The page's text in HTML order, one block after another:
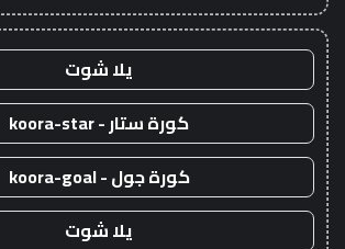
يلا شوت
كورة ستار - koora-star
كورة جول - koora-goal
يلا شوت